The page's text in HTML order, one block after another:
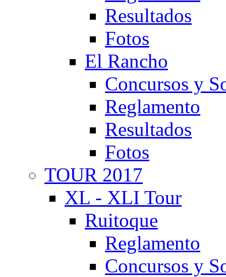
Resultados
Fotos
El Rancho
Concursos y
Reglamento
Resultados
Fotos
TOUR 2017
XL - XLI Tour
Ruitoque
Reglamento
Concursos y